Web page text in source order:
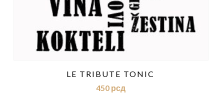
LE TRIBUTE TONIC
450 рсд